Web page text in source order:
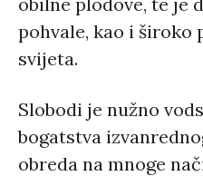
pohvale, kao i široko
svijeta.
Slobodi je nužno
bogatstva
obreda na mnoge